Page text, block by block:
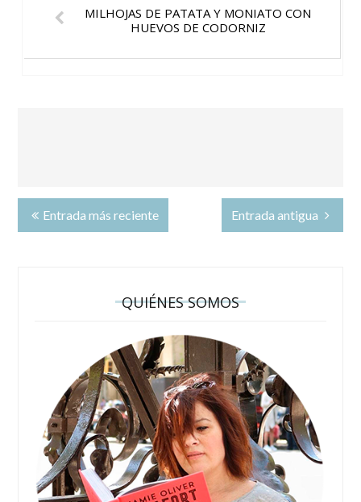
MILHOJAS DE PATATA Y MONIATO CON
HUEVOS DE CODORNIZ
Entrada más reciente Entrada antigua
QUIÉNES SOMOS